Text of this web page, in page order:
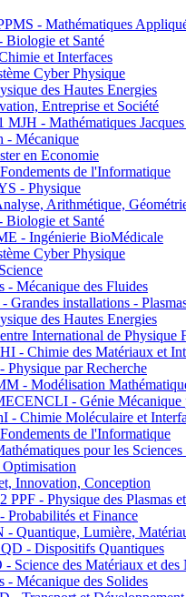
- Mathématiques
et Santé
et Interfaces
Cyber Physique
des Hautes Energies
Entreprise et Société
- Mathématiques Jacques
Mécanique
en Economie
de l'Informatique
- Physique
Arithmétique,
et Santé
- Ingénierie BioMédicale
Cyber Physique
Mécanique des Fluides
installations -
des Hautes Energies
International de Physique
- Chimie des Matériaux et
par Recherche
- Modélisation
- Génie Mécanique
Chimie Moléculaire et
de l'Informatique
pour les
Innovation, Conception
- Physique des Plasmas
et Finance
Lumière,
- Dispositifs Quantiques
des Matériaux et des
Mécanique des Solides